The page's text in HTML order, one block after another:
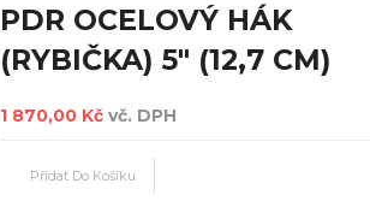
PDR OCELOVÝ HÁK
(RYBIČKA) 5" (12,7 CM)
1 870,00 Kč vč. DPH